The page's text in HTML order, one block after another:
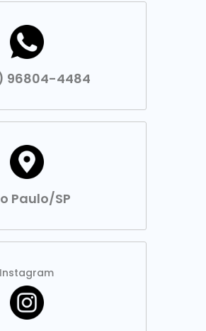
96804-4484
Paulo/SP
Instagram